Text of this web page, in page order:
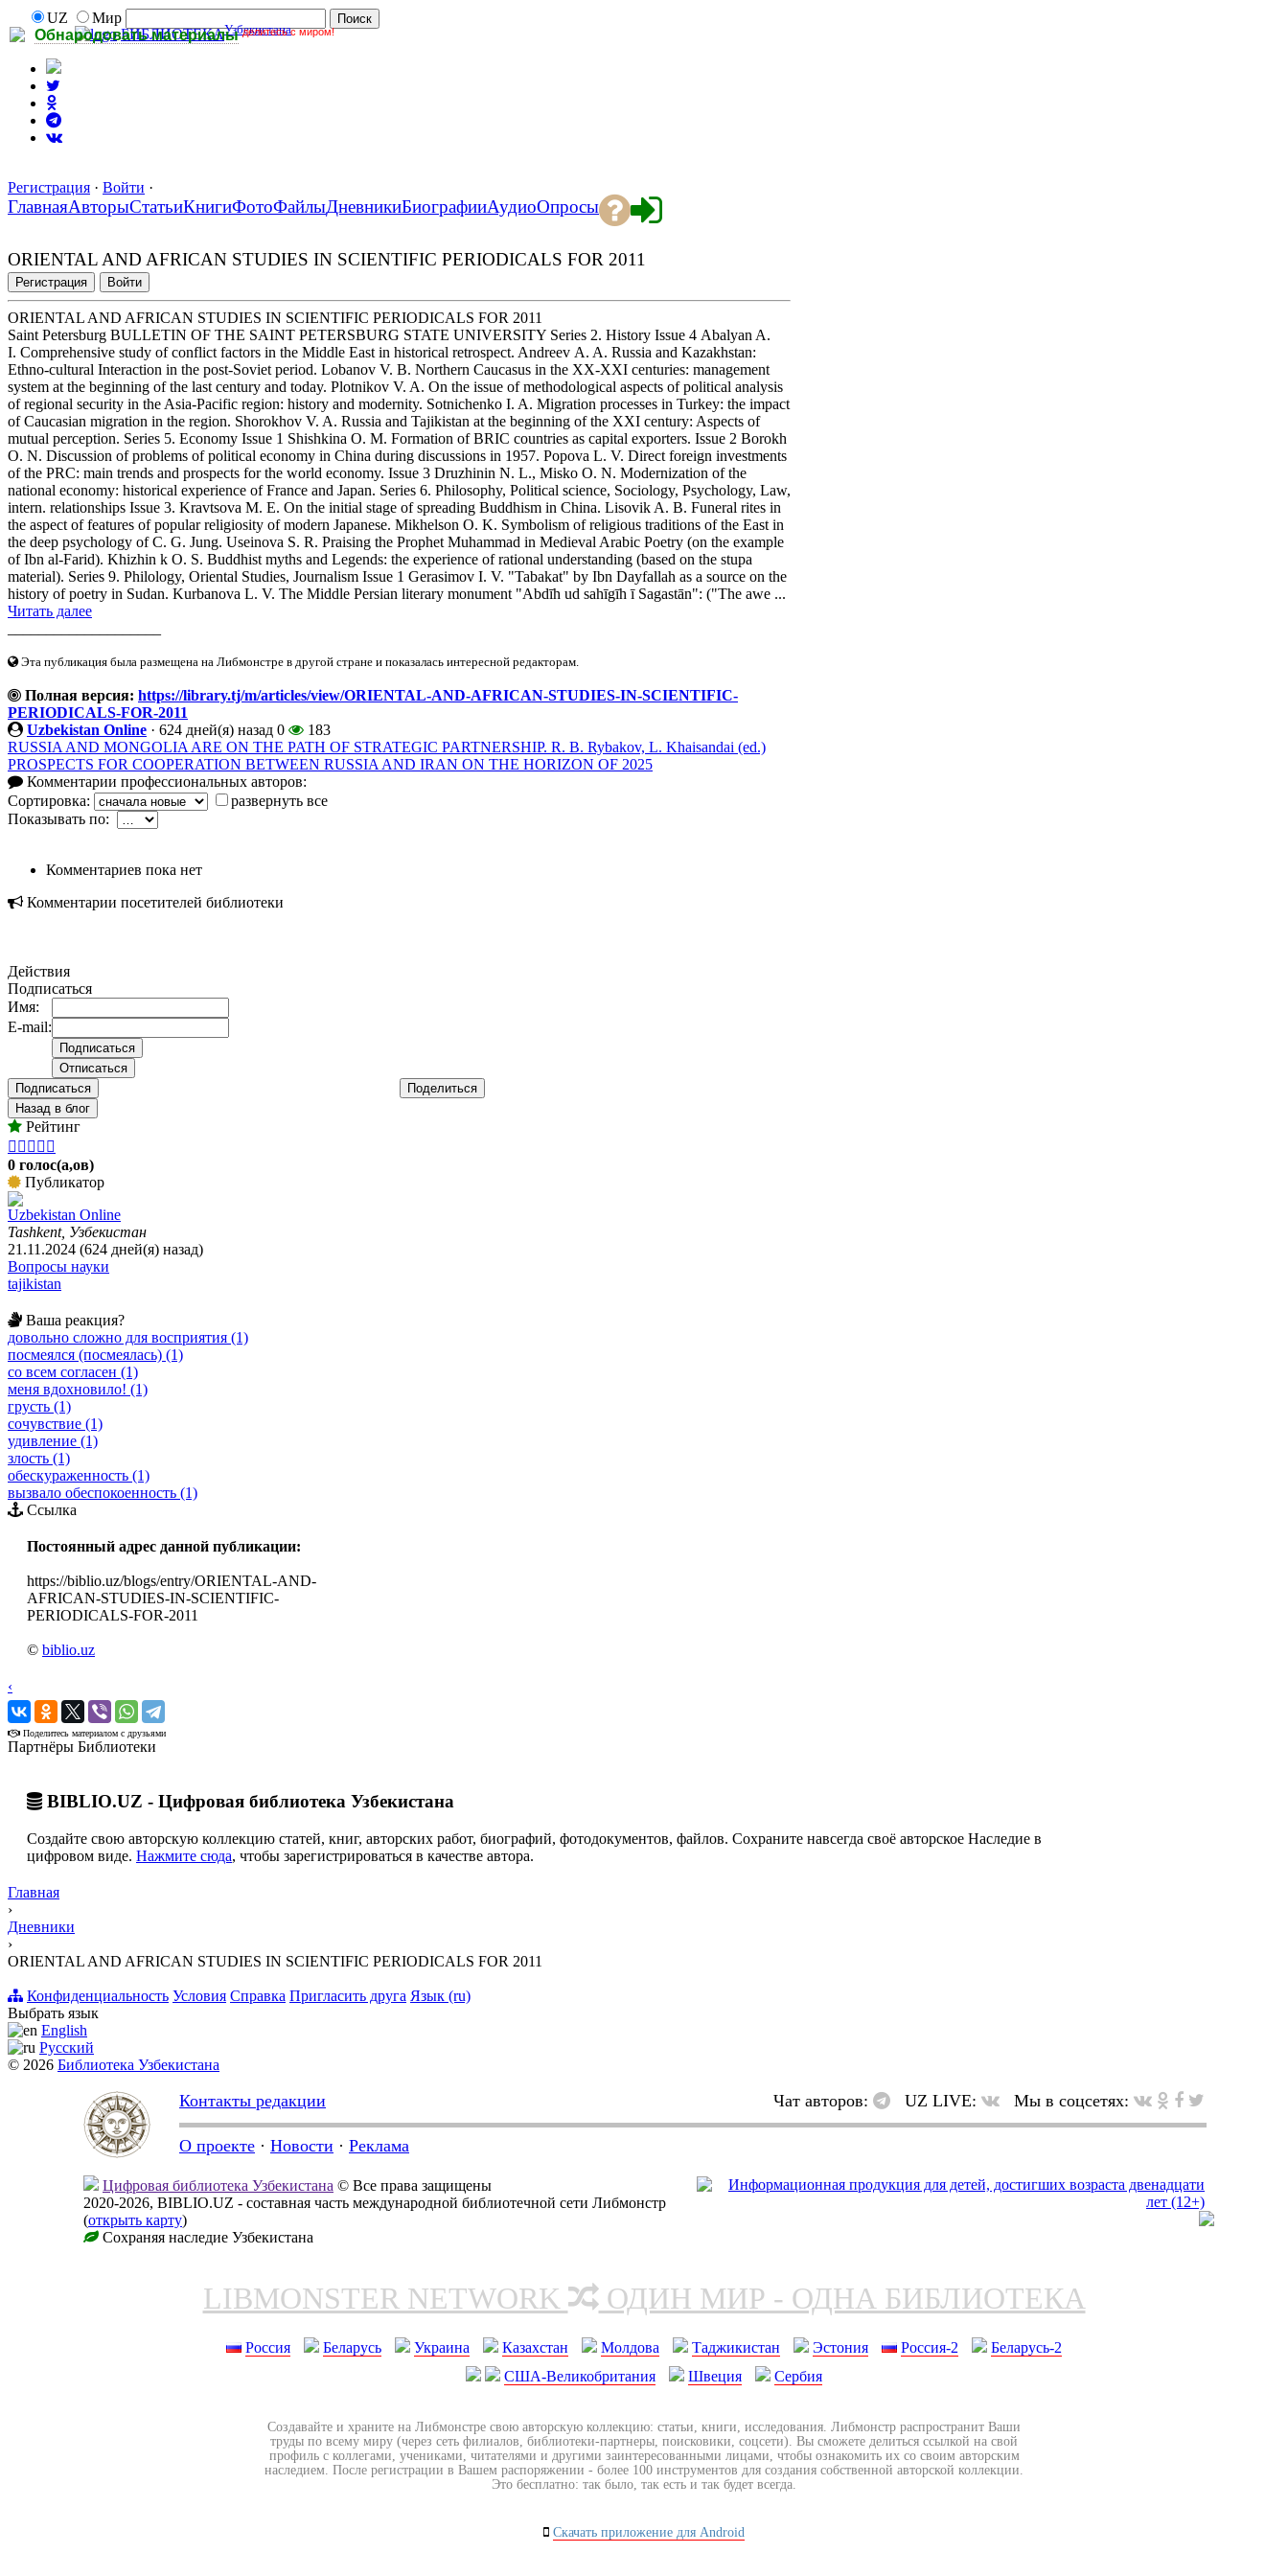
Обнародовать материалы делитесь с миром!
UZ
Мир
БИБЛИОТЕКАУзбекистана
Регистрация · Войти ·
ГлавнаяАвторыСтатьиКнигиФотоФайлыДневникиБиографииАудиоОпросы
ORIENTAL AND AFRICAN STUDIES IN SCIENTIFIC PERIODICALS FOR 2011
Регистрация Войти
ORIENTAL AND AFRICAN STUDIES IN SCIENTIFIC PERIODICALS FOR 2011
Saint Petersburg BULLETIN OF THE SAINT PETERSBURG STATE UNIVERSITY Series 2. History Issue 4 Abalyan A.
I. Comprehensive study of conflict factors in the Middle East in historical retrospect. Andreev A. A. Russia and Kazakhstan:
Ethno-cultural Interaction in the post-Soviet period. Lobanov V. B. Northern Caucasus in the XX-XXI centuries: management
system at the beginning of the last century and today. Plotnikov V. A. On the issue of methodological aspects of political analysis
of regional security in the Asia-Pacific region: history and modernity. Sotnichenko I. A. Migration processes in Turkey: the impact
of Caucasian migration in the region. Shorokhov V. A. Russia and Tajikistan at the beginning of the XXI century: Aspects of
mutual perception. Series 5. Economy Issue 1 Shishkina O. M. Formation of BRIC countries as capital exporters. Issue 2 Borokh
O. N. Discussion of problems of political economy in China during discussions in 1957. Popova L. V. Direct foreign investments
of the PRC: main trends and prospects for the world economy. Issue 3 Druzhinin N. L., Misko O. N. Modernization of the
national economy: historical experience of France and Japan. Series 6. Philosophy, Political science, Sociology, Psychology, Law,
intern. relationships Issue 3. Kravtsova M. E. On the initial stage of spreading Buddhism in China. Lisovik A. B. Funeral rites in
the aspect of features of popular religiosity of modern Japanese. Mikhelson O. K. Symbolism of religious traditions of the East in
the deep psychology of C. G. Jung. Useinova S. R. Praising the Prophet Muhammad in Medieval Arabic Poetry (on the example
of Ibn al-Farid). Khizhin k O. S. Buddhist myths and Legends: the experience of rational understanding (based on the stupa
material). Series 9. Philology, Oriental Studies, Journalism Issue 1 Gerasimov I. V. "Tabakat" by Ibn Dayfallah as a source on the
history of poetry in Sudan. Kurbanova L. V. The Middle Persian literary monument "Abdīh ud sahīgīh ī Sagastān": ("The awe ...
Читать далее
Эта публикация была размещена на Либмонстре в другой стране и показалась интересной редакторам.
Полная версия: https://library.tj/m/articles/view/ORIENTAL-AND-AFRICAN-STUDIES-IN-SCIENTIFIC-
PERIODICALS-FOR-2011
Uzbekistan Online · 624 дней(я) назад 0
183
RUSSIA AND MONGOLIA ARE ON THE PATH OF STRATEGIC PARTNERSHIP. R. B. Rybakov, L. Khaisandai (ed.)
PROSPECTS FOR COOPERATION BETWEEN RUSSIA AND IRAN ON THE HORIZON OF 2025
Комментарии профессиональных авторов:
Сортировка:
развернуть все
Показывать по:
Комментариев пока нет
Комментарии посетителей библиотеки
Действия
Подписаться
Имя:
E-mail:
Подписаться
Поделиться
Назад в блог
Рейтинг
    
0 голос(а,ов)
Публикатор
Uzbekistan Online
Tashkent, Узбекистан
21.11.2024 (624 дней(я) назад)
Вопросы науки
tajikistan
Ваша реакция?
довольно сложно для восприятия (1)
посмеялся (посмеялась) (1)
со всем согласен (1)
меня вдохновило! (1)
грусть (1)
сочувствие (1)
удивление (1)
злость (1)
обескураженность (1)
вызвало обеспокоенность (1)
Ссылка
Постоянный адрес данной публикации:
https://biblio.uz/blogs/entry/ORIENTAL-AND-
AFRICAN-STUDIES-IN-SCIENTIFIC-
PERIODICALS-FOR-2011
© biblio.uz
‹
›
Поделитесь материалом с друзьями
Партнёры Библиотеки
BIBLIO.UZ - Цифровая библиотека Узбекистана
Создайте свою авторскую коллекцию статей, книг, авторских работ, биографий, фотодокументов, файлов. Сохраните навсегда своё авторское Наследие в
цифровом виде. Нажмите сюда, чтобы зарегистрироваться в качестве автора.
Главная
›
Дневники
›
ORIENTAL AND AFRICAN STUDIES IN SCIENTIFIC PERIODICALS FOR 2011
Конфиденциальность Условия Справка Пригласить друга Язык (ru)
Выбрать язык
English
Русский
© 2026 Библиотека Узбекистана
Контакты редакции Чат авторов: UZ LIVE: Мы в соцсетях:
О проекте · Новости · Реклама
Цифровая библиотека Узбекистана © Все права защищены
2020-2026, BIBLIO.UZ - составная часть международной библиотечной сети Либмонстр
(открыть карту)
Сохраняя наследие Узбекистана
LIBMONSTER NETWORK ОДИН МИР - ОДНА БИБЛИОТЕКА
Россия Беларусь Украина Казахстан Молдова Таджикистан Эстония Россия-2
Беларусь-2
США-Великобритания
Швеция Сербия
Создавайте и храните на Либмонстре свою авторскую коллекцию: статьи, книги, исследования. Либмонстр распространит Ваши
труды по всему миру (через сеть филиалов, библиотеки-партнеры, поисковики, соцсети). Вы сможете делиться ссылкой на свой
профиль с коллегами, учениками, читателями и другими заинтересованными лицами, чтобы ознакомить их со своим авторским
наследием. После регистрации в Вашем распоряжении - более 100 инструментов для создания собственной авторской коллекции.
Это бесплатно: так было, так есть и так будет всегда.
Скачать приложение для Android